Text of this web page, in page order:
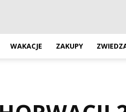
WAKACJE ZAKUPY